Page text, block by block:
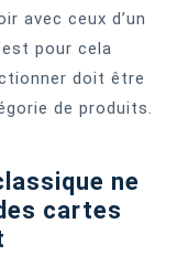
avec ceux d’un
pour cela
doit être
de produits.
ne
cartes